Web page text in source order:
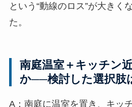
という“動線のロス”が大きく
た。
南庭温室＋キッチン
か──検討した選択肢
A：南庭に温室を置き、キッ